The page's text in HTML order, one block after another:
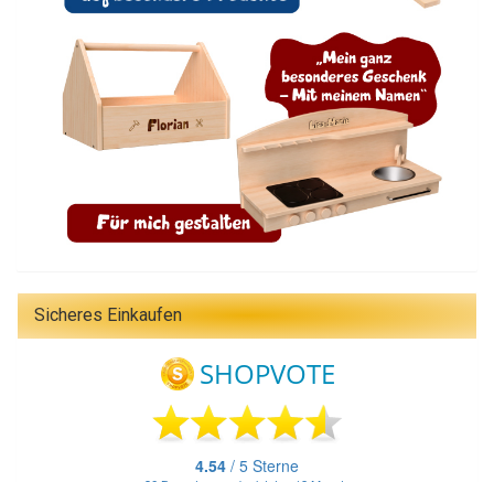
Sicheres Einkaufen